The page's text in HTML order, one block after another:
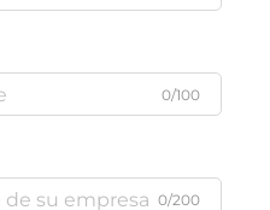
0/100
0/200